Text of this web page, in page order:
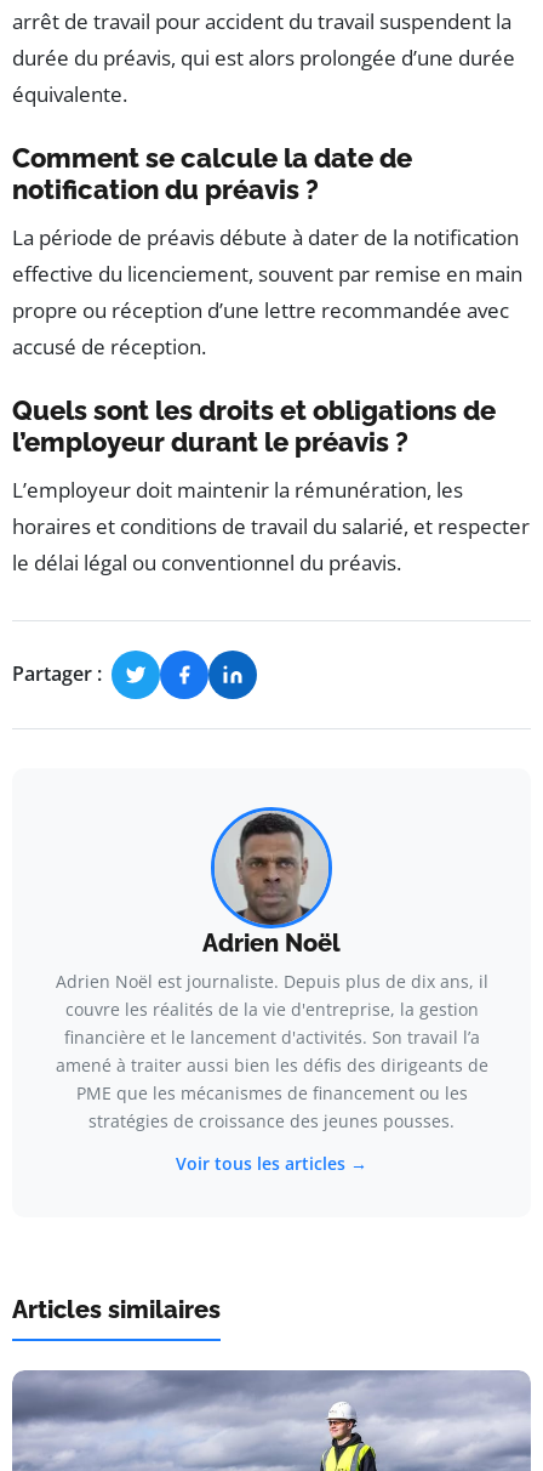
arrêt de travail pour accident du travail suspendent la
durée du préavis, qui est alors prolongée d’une durée
équivalente.
Comment se calcule la date de
notification du préavis ?
La période de préavis débute à dater de la notification
effective du licenciement, souvent par remise en main
propre ou réception d’une lettre recommandée avec
accusé de réception.
Quels sont les droits et obligations de
l’employeur durant le préavis ?
L’employeur doit maintenir la rémunération, les
horaires et conditions de travail du salarié, et respecter
le délai légal ou conventionnel du préavis.
Partager :
Adrien Noël
Adrien Noël est journaliste. Depuis plus de dix ans, il
couvre les réalités de la vie d'entreprise, la gestion
financière et le lancement d'activités. Son travail l’a
amené à traiter aussi bien les défis des dirigeants de
PME que les mécanismes de financement ou les
stratégies de croissance des jeunes pousses.
Voir tous les articles →
Articles similaires